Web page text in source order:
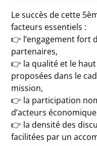
Le succès de cette
facteurs essentiels :
👉 l’engagement fort
partenaires,
👉 la qualité et le
proposées dans le
mission,
👉 la participation
d’acteurs
👉 la densité des
facilitées par un